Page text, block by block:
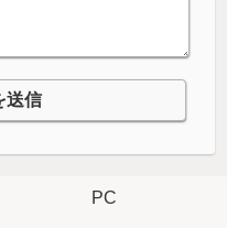
PC